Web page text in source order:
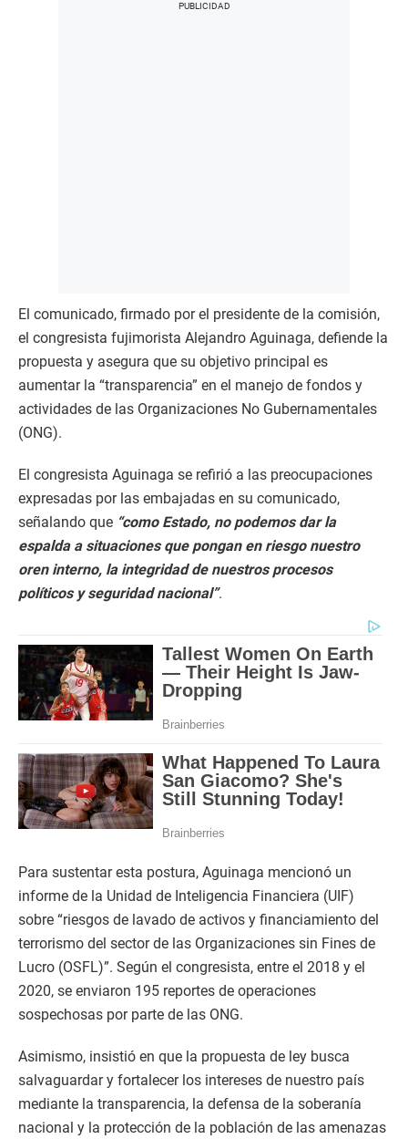
El comunicado, firmado por el presidente de la comisión,
el congresista fujimorista Alejandro Aguinaga, defiende la
propuesta y asegura que su objetivo principal es
aumentar la “transparencia” en el manejo de fondos y
actividades de las Organizaciones No Gubernamentales
(ONG).
El congresista Aguinaga se refirió a las preocupaciones
expresadas por las embajadas en su comunicado,
señalando que “como Estado, no podemos dar la
espalda a situaciones que pongan en riesgo nuestro
oren interno, la integridad de nuestros procesos
políticos y seguridad nacional”.
Para sustentar esta postura, Aguinaga mencionó un
informe de la Unidad de Inteligencia Financiera (UIF)
sobre “riesgos de lavado de activos y financiamiento del
terrorismo del sector de las Organizaciones sin Fines de
Lucro (OSFL)”. Según el congresista, entre el 2018 y el
2020, se enviaron 195 reportes de operaciones
sospechosas por parte de las ONG.
Asimismo, insistió en que la propuesta de ley busca
salvaguardar y fortalecer los intereses de nuestro país
mediante la transparencia, la defensa de la soberanía
nacional y la protección de la población de las amenazas